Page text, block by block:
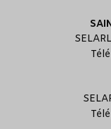
SELARL